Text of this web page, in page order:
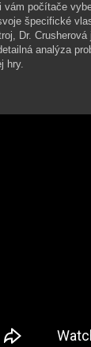
vám počítače
špecifické
Dr.
analýza
hry.